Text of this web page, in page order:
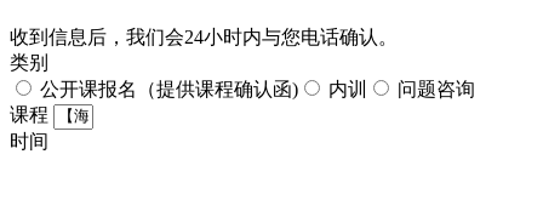
收到信息后，我们会24小时内与您电话确认。​
类别
公开课报名（提供课程确认函)
内训
问题咨询
课程
时间